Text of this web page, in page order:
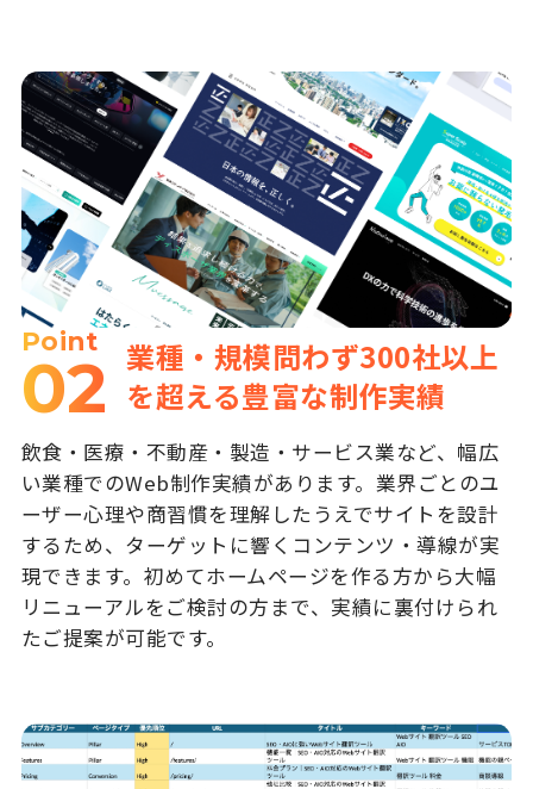
Point
02 業種・規模問わず300社以上
を超える豊富な制作実績
飲食・医療・不動産・製造・サービス業など、幅広
い業種でのWeb制作実績があります。業界ごとのユ
ーザー心理や商習慣を理解したうえでサイトを設計
するため、ターゲットに響くコンテンツ・導線が実
現できます。初めてホームページを作る方から大幅
リニューアルをご検討の方まで、実績に裏付けられ
たご提案が可能です。